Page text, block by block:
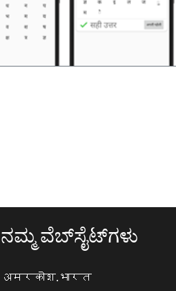
ನಮ್ಮ ವೆಬ್‌ಸೈಟ್‌ಗಳು
अमरकोश.भारत